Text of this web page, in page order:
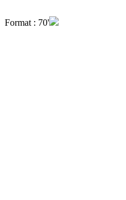
Format : 70'